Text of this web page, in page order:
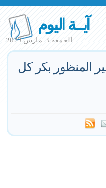
آيــة اليوم
الجمعة 3. مارس 2023
المنظور بكر كل